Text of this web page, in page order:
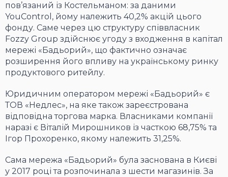
пов’язаний із Костельманом: за даними
YouControl, йому належить 40,2% акцій цього
фонду. Саме через цю структуру співвласник
Fozzy Group здійснює угоду з входження в капітал
мережі «Бадьорий», що фактично означає
розширення його впливу на українському ринку
продуктового ритейлу.
Юридичним оператором мережі «Бадьорий» є
ТОВ «Недлес», на яке також зареєстрована
відповідна торгова марка. Власниками компанії
наразі є Віталій Мирошников із часткою 68,75% та
Ігор Прохоренко, якому належить 31,25%.
Сама мережа «Бадьорий» була заснована в Києві
у 2017 році та розпочинала з шести магазинів. За